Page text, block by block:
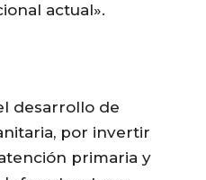
actual».
desarrollo de
por invertir
primaria y